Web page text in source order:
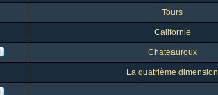
Tours
Californie
Chateauroux
La quatrième dimension